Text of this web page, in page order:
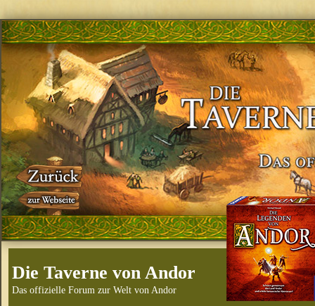
Die Taverne von Andor
Das offizielle Forum zur Welt von Andor